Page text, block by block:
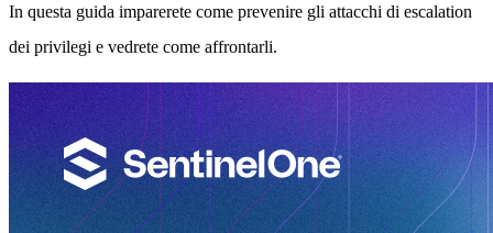
In questa guida imparerete come prevenire gli attacchi di escalation
dei privilegi e vedrete come affrontarli.